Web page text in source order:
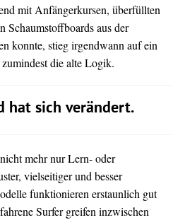
mit Anfängerkursen, überfüllten
Schaumstoffboards aus der
konnte, stieg irgendwann auf ein
die alte Logik.
hat sich verändert.
mehr nur Lern- oder
vielseitiger und besser
funktionieren erstaunlich gut
Surfer greifen inzwischen